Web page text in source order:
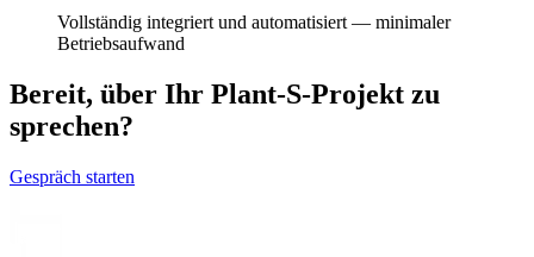
Vollständig integriert und automatisiert — minimaler
Betriebsaufwand
Bereit, über Ihr Plant-S-Projekt zu
sprechen?
Gespräch starten